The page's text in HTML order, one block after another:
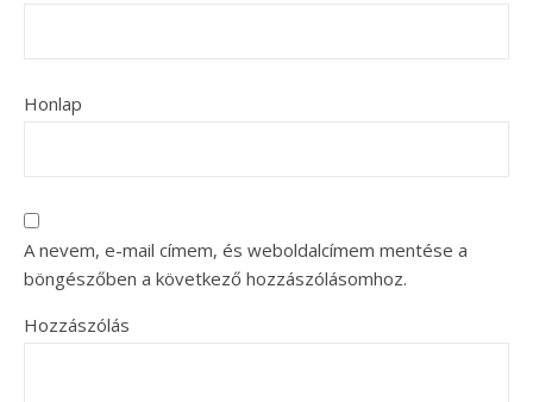
Honlap
A nevem, e-mail címem, és weboldalcímem mentése a
böngészőben a következő hozzászólásomhoz.
Hozzászólás